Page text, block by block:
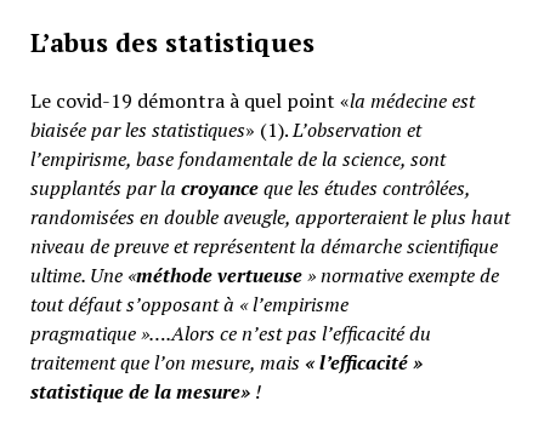
L’abus des statistiques
Le covid-19 démontra à quel point «la médecine est
biaisée par les statistiques» (1).L’observation et
l’empirisme, base fondamentale de la science, sont
supplantés par la croyanceque les études contrôlées,
randomisées en double aveugle, apporteraient le plus haut
niveau de preuve et représentent la démarche scientifique
ultime. Une «méthode vertueuse» normative exempte de
tout défaut s’opposant à « l’empirisme
pragmatique »….Alors ce n’est pas l’efficacité du
traitement que l’on mesure, mais «l’efficacité »
statistique de la mesure» !